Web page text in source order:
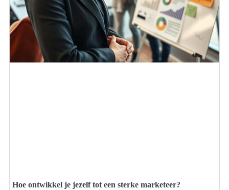
Hoe ontwikkel je jezelf tot een sterke marketeer?